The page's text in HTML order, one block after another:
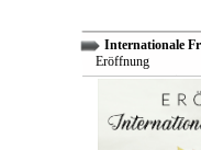
Internationale
Eröffnung